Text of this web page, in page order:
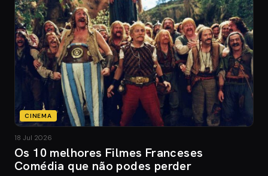
CINEMA
18 Jul 2026
Os 10 melhores Filmes Franceses
Comédia que não podes perder